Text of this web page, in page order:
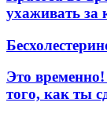
ухаживать за
Это
того, как ты